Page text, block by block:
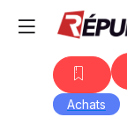
Achats